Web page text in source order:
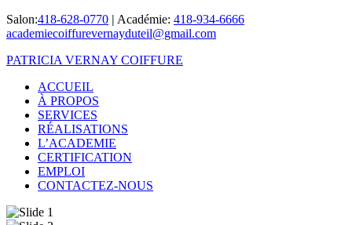
Salon:418-628-0770 | Académie: 418-934-6666
academiecoiffurevernayduteil@gmail.com
PATRICIA VERNAY COIFFURE
ACCUEIL
À PROPOS
SERVICES
RÉALISATIONS
L’ACADEMIE
CERTIFICATION
EMPLOI
CONTACTEZ-NOUS